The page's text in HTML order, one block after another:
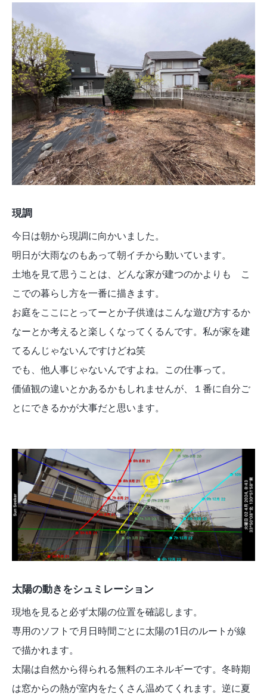
現調
今日は朝から現調に向かいました。
明日が大雨なのもあって朝イチから動いています。
土地を見て思うことは、どんな家が建つのかよりも こ
こでの暮らし方を一番に描きます。
お庭をここにとってーとか子供達はこんな遊び方するか
なーとか考えると楽しくなってくるんです。私が家を建
てるんじゃないんですけどね笑
でも、他人事じゃないんですよね。この仕事って。
価値観の違いとかあるかもしれませんが、１番に自分ご
とにできるかが大事だと思います。
太陽の動きをシュミレーション
現地を見ると必ず太陽の位置を確認します。
専用のソフトで月日時間ごとに太陽の1日のルートが線
で描かれます。
太陽は自然から得られる無料のエネルギーです。冬時期
は窓からの熱が室内をたくさん温めてくれます。逆に夏